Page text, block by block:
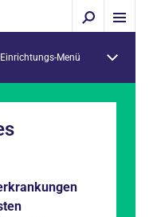
Einrichtungs-Menü